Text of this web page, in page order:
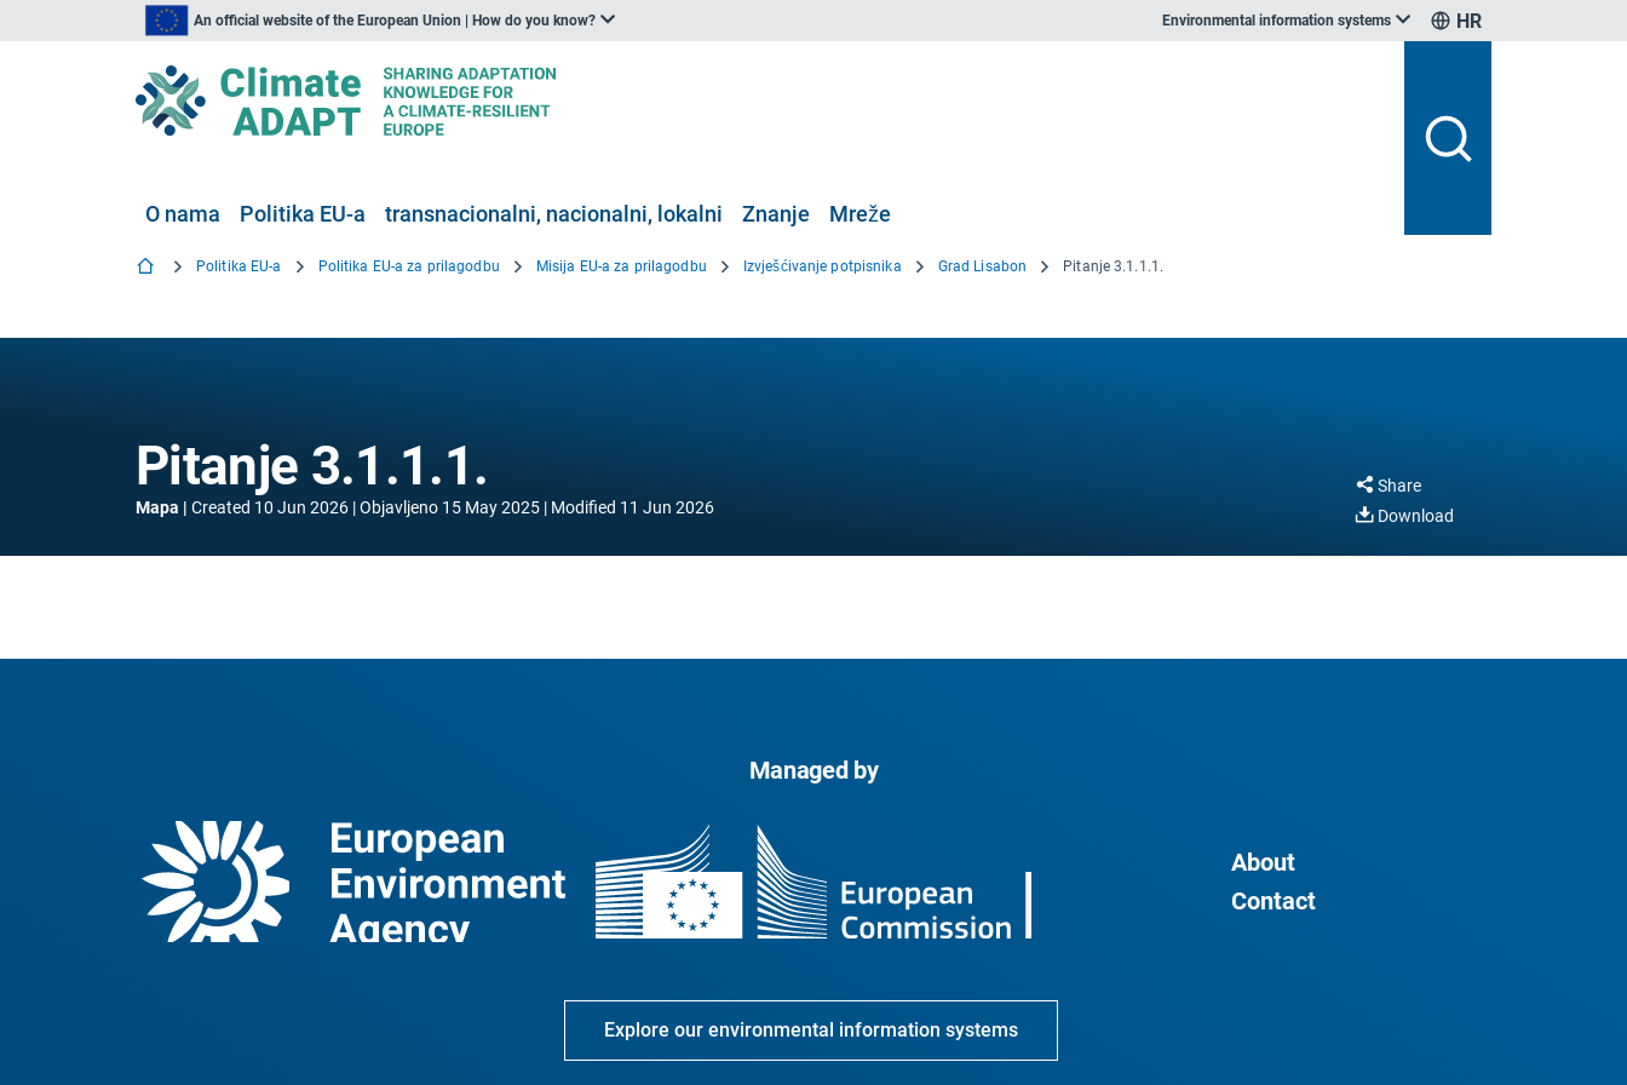
An official website of the European Union | How do you know? Environmental information systems HR
O nama Politika EU-a transnacionalni, nacionalni, lokalni Znanje Mreže
Politika EU-a Politika EU-a za prilagodbu Misija EU-a za prilagodbu Izvješćivanje potpisnika Grad Lisabon Pitanje 3.1.1.1.
Pitanje 3.1.1.1.
Mapa Created 10 Jun 2026 Objavljeno 15 May 2025 Modified 11 Jun 2026
Share
Download
Managed by
About
Contact
Explore our environmental information systems